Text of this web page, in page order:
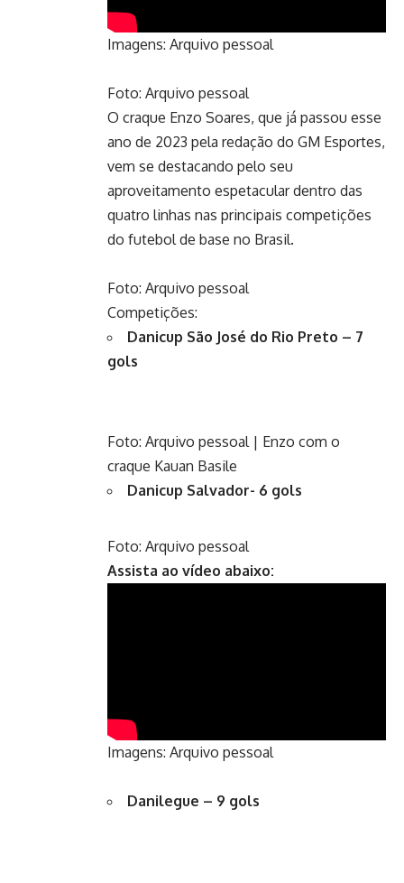
Imagens: Arquivo pessoal
Foto: Arquivo pessoal
O craque Enzo Soares, que já passou esse
ano de 2023 pela redação do GM Esportes,
vem se destacando pelo seu
aproveitamento espetacular dentro das
quatro linhas nas principais competições
do futebol de base no Brasil.
Foto: Arquivo pessoal
Competições:
Danicup São José do Rio Preto – 7
gols
Foto: Arquivo pessoal | Enzo com o
craque Kauan Basile
Danicup Salvador- 6 gols
Foto: Arquivo pessoal
Assista ao vídeo abaixo:
Imagens: Arquivo pessoal
Danilegue – 9 gols